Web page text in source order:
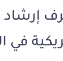
إرشاد
في